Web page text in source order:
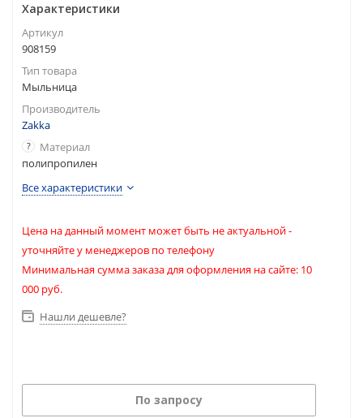
Характеристики
Артикул
908159
Тип товара
Мыльница
Производитель
Zakka
?
Материал
полипропилен
Все характеристики
Цена на данный момент может быть не актуальной -
уточняйте у менеджеров по телефону
Минимальная сумма заказа для оформления на сайте: 10
000 руб.
Нашли дешевле?
По запросу